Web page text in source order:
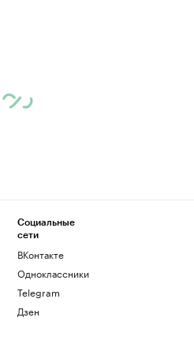
Социальные
сети
ВКонтакте
Одноклассники
Telegram
Дзен